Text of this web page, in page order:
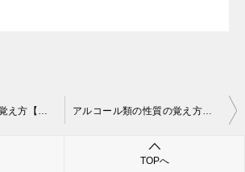
特殊引火物の性質の覚え方【危険物乙４試験の性質・消火】 アルコール類の性質の覚え方【危険物乙４試験の性質・消火】
TOPへ